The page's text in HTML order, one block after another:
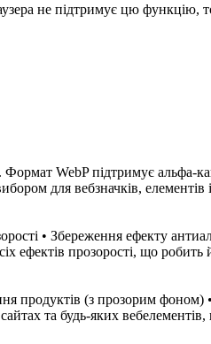
не підтримує цю функцію,
WebP підтримує альфа-
для вебзначків, елементів
• Збереження ефекту
ефектів прозорості, що
продуктів (з прозорим фоном)
та будь-яких